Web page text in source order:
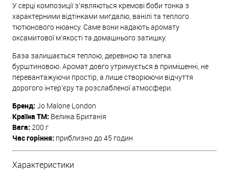
У серці композиції з'являються кремові боби тонка з
характерними відтінками мигдалю, ванілі та теплого
тютюнового нюансу. Саме вони надають аромату
оксамитової м'якості та домашнього затишку.
База залишається теплою, деревною та злегка
бурштиновою. Аромат довго утримується в приміщенні, не
перевантажуючи простір, а лише створюючи відчуття
дорогого інтер'єру та розслабленої атмосфери.
Бренд: Jo Malone London
Країна ТМ: Велика Британія
Вага: 200 г
Час горіння: приблизно до 45 годин
Характеристики